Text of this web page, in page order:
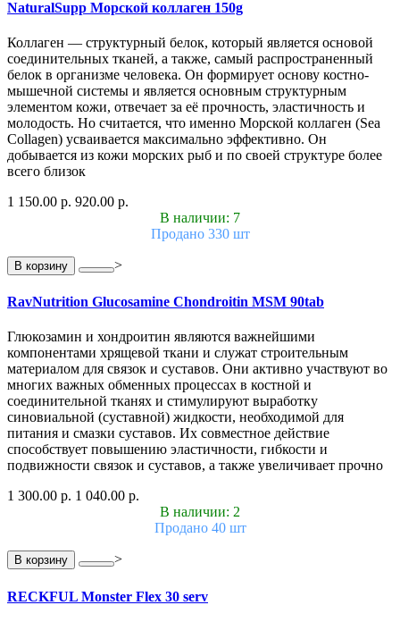
NaturalSupp Морской коллаген 150g
Коллаген — структурный белок, который является основой
соединительных тканей, а также, самый распространенный
белок в организме человека. Он формирует основу костно-
мышечной системы и является основным структурным
элементом кожи, отвечает за её прочность, эластичность и
молодость. Но считается, что именно Морской коллаген (Sea
Collagen) усваивается максимально эффективно. Он
добывается из кожи морских рыб и по своей структуре более
всего близок
1 150.00 р. 920.00 р.
В наличии: 7
Продано 330 шт
В корзину >
RavNutrition Glucosamine Chondroitin MSM 90tab
Глюкозамин и хондроитин являются важнейшими
компонентами хрящевой ткани и служат строительным
материалом для связок и суставов. Они активно участвуют во
многих важных обменных процессах в костной и
соединительной тканях и стимулируют выработку
синовиальной (суставной) жидкости, необходимой для
питания и смазки суставов. Их совместное действие
способствует повышению эластичности, гибкости и
подвижности связок и суставов, а также увеличивает прочно
1 300.00 р. 1 040.00 р.
В наличии: 2
Продано 40 шт
В корзину >
RECKFUL Monster Flex 30 serv